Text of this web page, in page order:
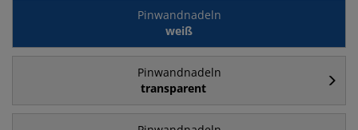
Pinwandnadeln
weiß
Pinwandnadeln
transparent